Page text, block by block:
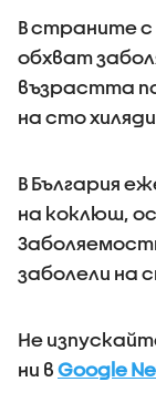
В страните с
обхват
възрастта
на сто
В България
на коклюш,
заболели на
Не
ни в Google